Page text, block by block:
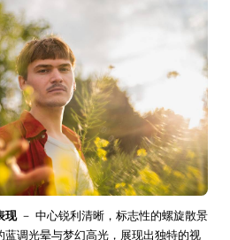
现－ 中心锐利清晰，标志性的螺旋散景
调光晕与梦幻高光，展现出独特的视